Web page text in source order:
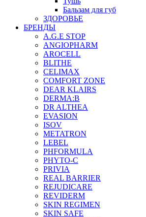
Бальзам для губ
ЗДОРОВЬЕ
БРЕНДЫ
A.G.E STOP
ANGIOPHARM
AROCELL
BLITHE
CELIMAX
COMFORT ZONE
DEAR KLAIRS
DERMA:B
DR ALTHEA
EVASION
ISOV
METATRON
LEBEL
PHFORMULA
PHYTO-C
PRIVIA
REAL BARRIER
REJUDICARE
REVIDERM
SKIN REGIMEN
SKIN SAFE